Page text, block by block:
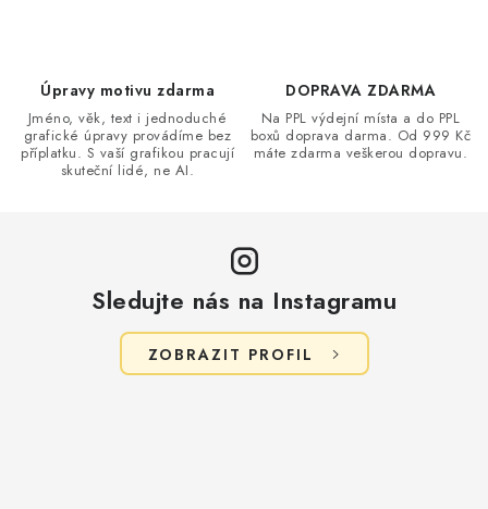
y
Úpravy motivu zdarma
Jméno, věk, text i jednoduché
grafické úpravy provádíme bez
příplatku. S vaší grafikou pracují
skuteční lidé, ne AI.
DOPRAVA ZDARMA
Na PPL výdejní místa a do PPL
boxů doprava darma. Od 999 Kč
máte zdarma veškerou dopravu.
Sledujte nás na Instagramu
ZOBRAZIT PROFIL